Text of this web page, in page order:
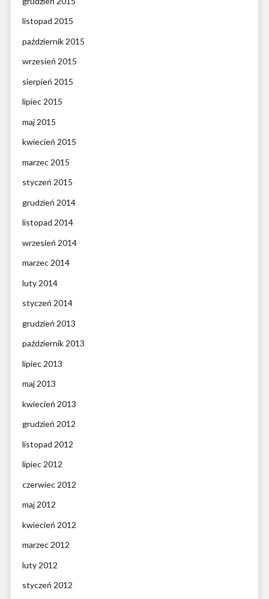
listopad 2015
październik 2015
wrzesień 2015
sierpień 2015
lipiec 2015
maj 2015
kwiecień 2015
marzec 2015
styczeń 2015
grudzień 2014
listopad 2014
wrzesień 2014
marzec 2014
luty 2014
styczeń 2014
grudzień 2013
październik 2013
lipiec 2013
maj 2013
kwiecień 2013
grudzień 2012
listopad 2012
lipiec 2012
czerwiec 2012
maj 2012
kwiecień 2012
marzec 2012
luty 2012
styczeń 2012